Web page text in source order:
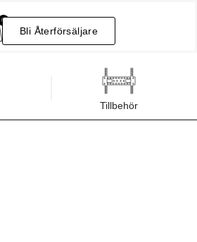
0
Bli Återförsäljare
Tillbehör